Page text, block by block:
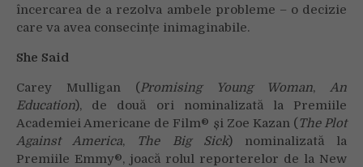
încercarea de a rezolva ambele probleme – o decizie
care va avea consecințe inimaginabile.
She Said
Carey Mulligan (Promising Young Woman,An
Education), de două ori nominalizată la Premiile
Academiei Americane de Film® și Zoe Kazan (The Plot
Against America, The Big Sick) nominalizată la
Premiile Emmy®, joacă rolul reporterelor de la New